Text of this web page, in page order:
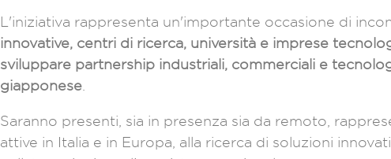
L'iniziativa rappresenta un'importante occasione di
innovative, centri di ricerca, università e imprese
sviluppare partnership industriali, commerciali e
giapponese
Saranno presenti, sia in presenza sia da remoto,
attive in Italia e in Europa, alla ricerca di soluzioni